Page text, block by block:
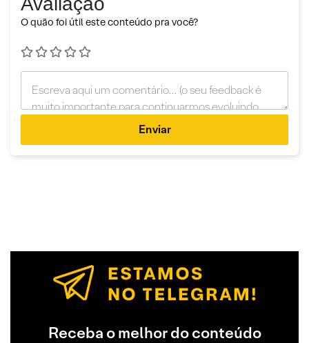
O quão foi útil este conteúdo pra você?
Enviar
Receba o melhor do conteúdo